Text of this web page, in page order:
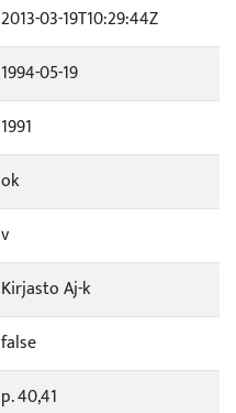
2013-03-19T10:29:44Z
1994-05-19
1991
ok
v
Kirjasto Aj-k
false
p. 40,41